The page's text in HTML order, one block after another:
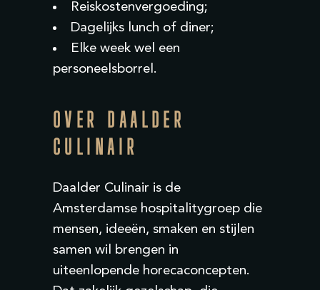
Reiskostenvergoeding;
Dagelijks lunch of diner;
Elke week wel een
personeelsborrel.
OVER DAALDER
CULINAIR
Daalder Culinair is de
Amsterdamse hospitalitygroep die
mensen, ideeën, smaken en stijlen
samen wil brengen in
uiteenlopende horecaconcepten.